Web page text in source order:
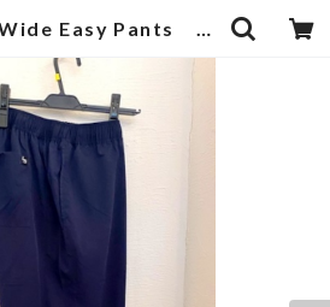
Bamboo Wide Easy Pants Navy | 武蔵小杉のセレクトショップ【ナクール】-nakool-